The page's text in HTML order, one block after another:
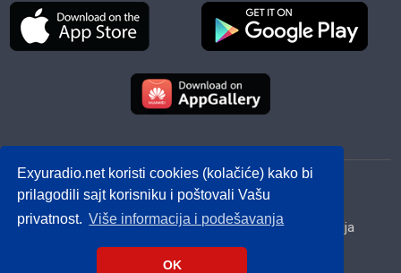
Exyuradio.net koristi cookies (kolačiće) kako bi
prilagodili sajt korisniku i poštovali Vašu
privatnost. Više informacija i podešavanja
OK
© 2012 - 2026! exyuradio.net -Politika privatnosti -
created by IMS.RS
Srbija
Hrvatska BiH Crna Gora Makedonija
Slovenija